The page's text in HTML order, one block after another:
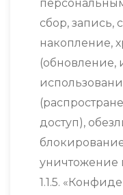
сбор, запись,
накопление,
(обновление,
доступ),
уничтожение
1.1.5.